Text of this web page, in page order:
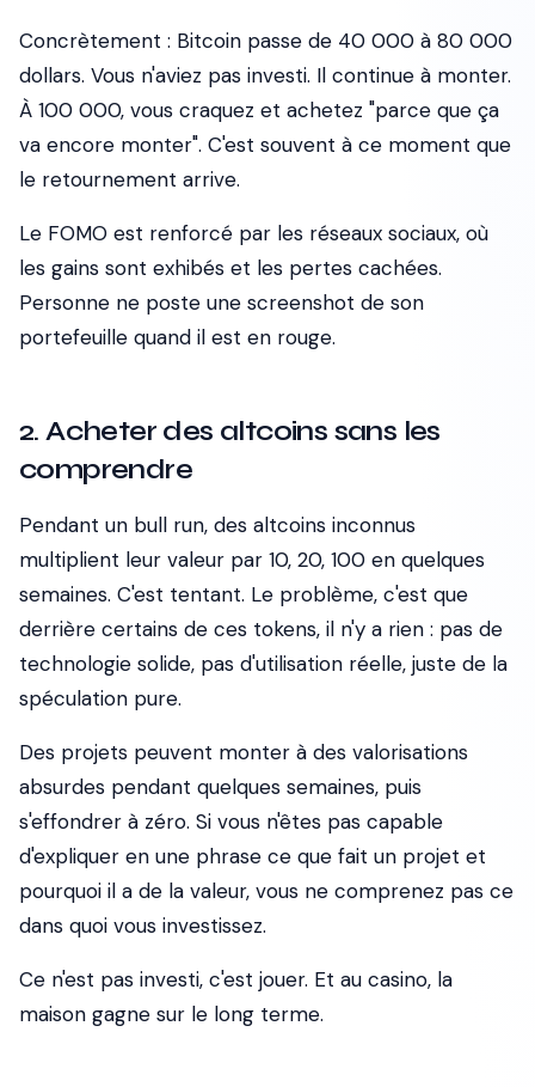
Concrètement : Bitcoin passe de 40 000 à 80 000
dollars. Vous n'aviez pas investi. Il continue à monter.
À 100 000, vous craquez et achetez "parce que ça
va encore monter". C'est souvent à ce moment que
le retournement arrive.
Le FOMO est renforcé par les réseaux sociaux, où
les gains sont exhibés et les pertes cachées.
Personne ne poste une screenshot de son
portefeuille quand il est en rouge.
2. Acheter des altcoins sans les
comprendre
Pendant un bull run, des altcoins inconnus
multiplient leur valeur par 10, 20, 100 en quelques
semaines. C'est tentant. Le problème, c'est que
derrière certains de ces tokens, il n'y a rien : pas de
technologie solide, pas d'utilisation réelle, juste de la
spéculation pure.
Des projets peuvent monter à des valorisations
absurdes pendant quelques semaines, puis
s'effondrer à zéro. Si vous n'êtes pas capable
d'expliquer en une phrase ce que fait un projet et
pourquoi il a de la valeur, vous ne comprenez pas ce
dans quoi vous investissez.
Ce n'est pas investi, c'est jouer. Et au casino, la
maison gagne sur le long terme.